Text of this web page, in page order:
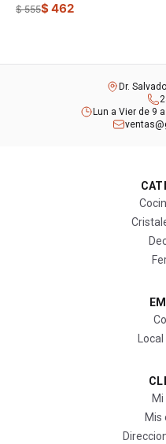
$ 555$ 462
Dr.
Lun a Vier de 9
Mis